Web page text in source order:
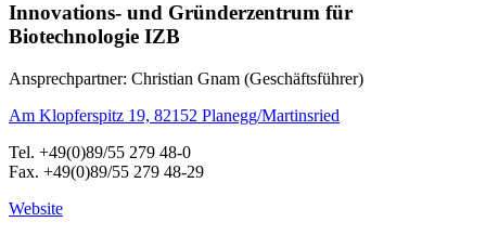
Innovations- und Gründerzentrum für
Biotechnologie IZB
Ansprechpartner: Christian Gnam (Geschäftsführer)
Am Klopferspitz 19, 82152 Planegg/Martinsried
Tel. +49(0)89/55 279 48-0
Fax. +49(0)89/55 279 48-29
Website